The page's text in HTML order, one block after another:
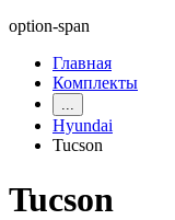
option-span
Главная
Комплекты
...
Hyundai
Tucson
Tucson